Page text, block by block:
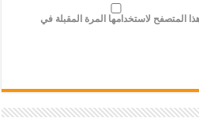
المتصفح لاستخدامها المرة المقبلة في